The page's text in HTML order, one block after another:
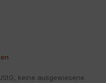
keine ausgewiesene